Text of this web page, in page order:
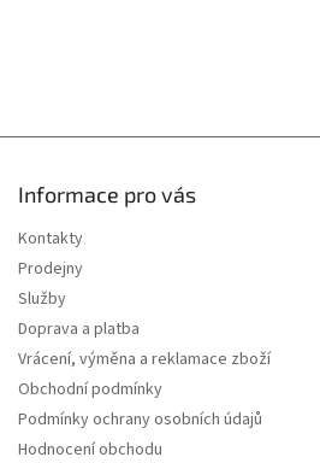
Informace pro vás
Kontakty
Prodejny
Služby
Doprava a platba
Vrácení, výměna a reklamace zboží
Obchodní podmínky
Podmínky ochrany osobních údajů
Hodnocení obchodu